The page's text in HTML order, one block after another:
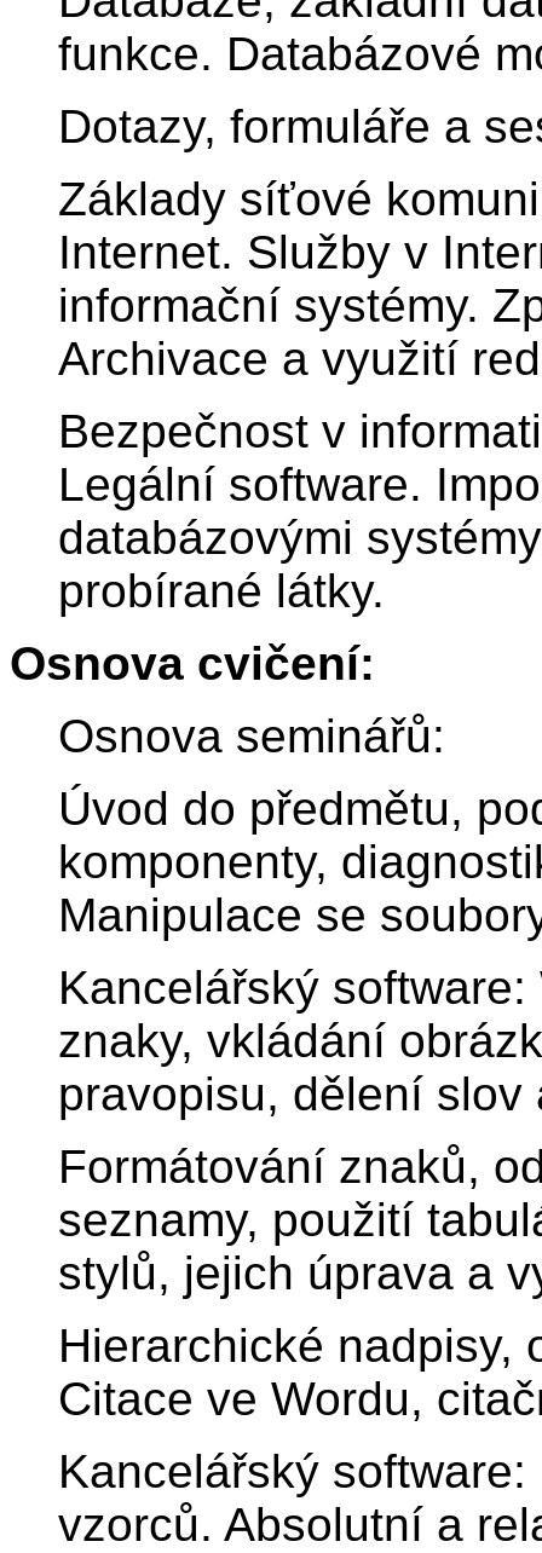
funkce. Databázové
Dotazy, formuláře a
Základy síťové
Internet. Služby v
informační systémy.
Archivace a využití
Bezpečnost v
Legální software.
databázovými
probírané látky.
Osnova cvičení:
Osnova seminářů:
Úvod do předmětu,
komponenty,
Manipulace se
Kancelářský
znaky, vkládání
pravopisu, dělení
Formátování znaků,
seznamy, použití
stylů, jejich úprava a
Hierarchické nadpisy,
Citace ve Wordu,
Kancelářský
vzorců. Absolutní a